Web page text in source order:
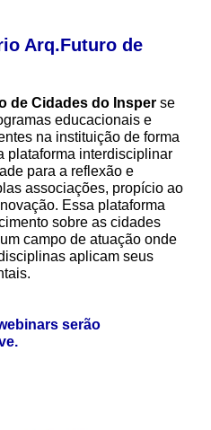
Arq.Futuro de
de Cidades do Insper se
educacionais e
na instituição de forma
plataforma interdisciplinar
para a reflexão e
associações, propício ao
Essa plataforma
sobre as cidades
campo de atuação onde
aplicam seus
serão